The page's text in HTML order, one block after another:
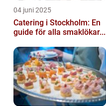
04 juni 2025
Catering i Stockholm: En
guide för alla smaklökar...